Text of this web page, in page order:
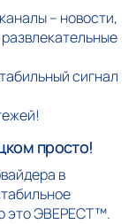
– новости,
сигнал
просто!
в
это ЭВЕРЕСТ™.